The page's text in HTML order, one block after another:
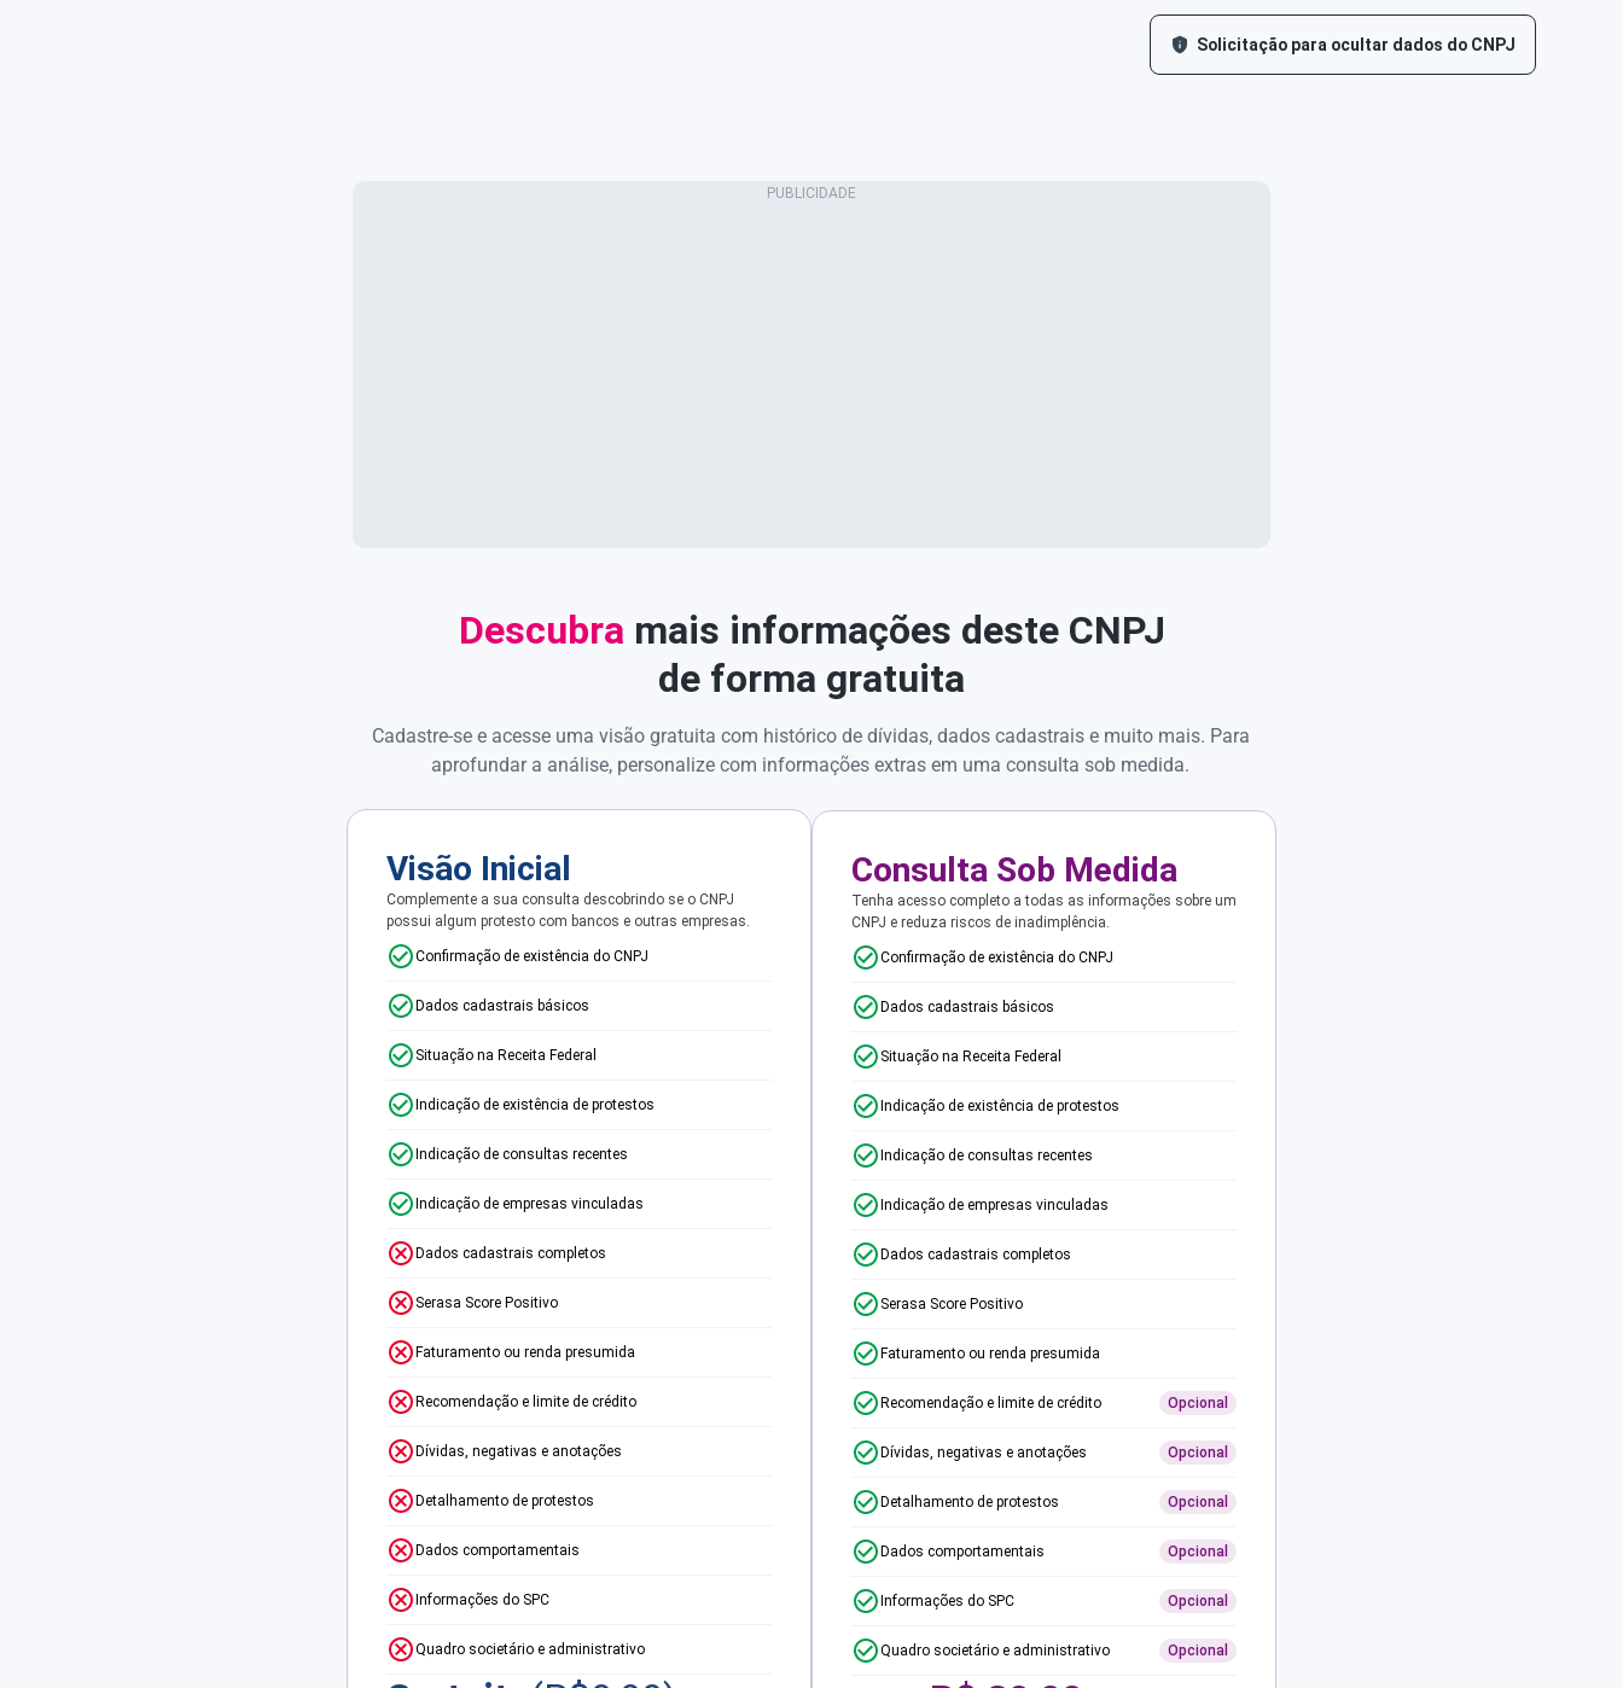
Solicitação para ocultar dados do CNPJ
Descubra mais informações deste CNPJ
de forma gratuita
Cadastre-se e acesse uma visão gratuita com histórico de dívidas, dados cadastrais e muito mais. Para
aprofundar a análise, personalize com informações extras em uma consulta sob medida.
Visão Inicial
Complemente a sua consulta descobrindo se o CNPJ
possui algum protesto com bancos e outras empresas.
Confirmação de existência do CNPJ
Dados cadastrais básicos
Situação na Receita Federal
Indicação de existência de protestos
Indicação de consultas recentes
Indicação de empresas vinculadas
Dados cadastrais completos
Serasa Score Positivo
Faturamento ou renda presumida
Recomendação e limite de crédito
Dívidas, negativas e anotações
Detalhamento de protestos
Dados comportamentais
Informações do SPC
Quadro societário e administrativo
Consulta Sob Medida
Tenha acesso completo a todas as informações sobre um
CNPJ e reduza riscos de inadimplência.
Confirmação de existência do CNPJ
Dados cadastrais básicos
Situação na Receita Federal
Indicação de existência de protestos
Indicação de consultas recentes
Indicação de empresas vinculadas
Dados cadastrais completos
Serasa Score Positivo
Faturamento ou renda presumida
Recomendação e limite de crédito Opcional
Dívidas, negativas e anotações Opcional
Detalhamento de protestos Opcional
Dados comportamentais Opcional
Informações do SPC Opcional
Quadro societário e administrativo Opcional